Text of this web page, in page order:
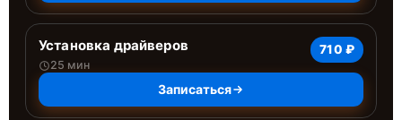
Установка драйверов
25 мин
710 ₽
Записаться